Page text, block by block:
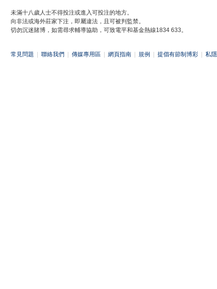
未滿十八歲人士不得投注或進入可投注的地方。
向非法或海外莊家下注，即屬違法，且可被判監禁。
切勿沉迷賭博，如需尋求輔導協助，可致電平和基金熱線1834 633。
常見問題 聯絡我們 傳媒專用區 網頁指南 規例 提倡有節制博彩 私